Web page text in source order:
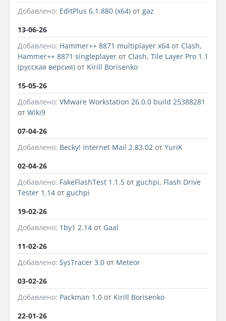
Добавлено: EditPlus 6.1.880 (x64) от gaz
13-06-26
Добавлено: Hammer++ 8871 multiplayer x64 от Clash,
Hammer++ 8871 singleplayer от Clash, Tile Layer Pro 1.1
(русская версия) от Kirill Borisenko
15-05-26
Добавлено: VMware Workstation 26.0.0 build 25388281
от Wiki9
07-04-26
Добавлено: Becky! Internet Mail 2.83.02 от YuriK
02-04-26
Добавлено: FakeFlashTest 1.1.5 от guchpi, Flash Drive
Tester 1.14 от guchpi
19-02-26
Добавлено: 1by1 2.14 от Gaal
11-02-26
Добавлено: SysTracer 3.0 от Meteor
03-02-26
Добавлено: Packman 1.0 от Kirill Borisenko
22-01-26